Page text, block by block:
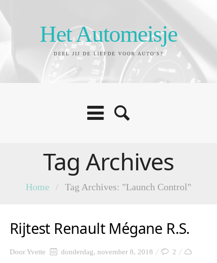
Het Automeisje
DEEL JIJ DE LIEFDE VOOR AUTO'S?
Tag Archives
Home / Tag Archives: "Launch Control"
Rijtest Renault Mégane R.S.
DoorYvette donderdag, november 8, 2018
2